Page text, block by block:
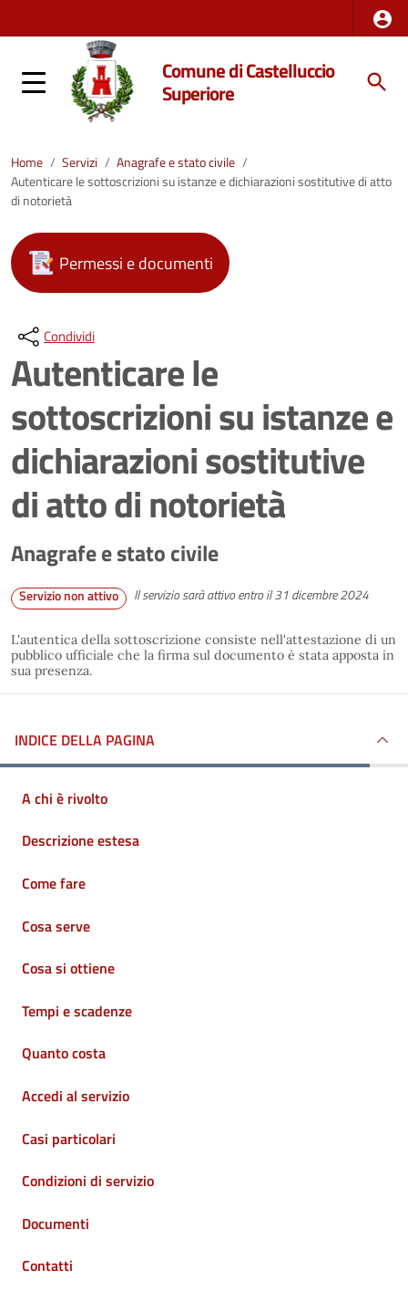
Comune di Castelluccio
Superiore
Home / Servizi / Anagrafe e stato civile /
Autenticare le sottoscrizioni su istanze e dichiarazioni sostitutive di atto
di notorietà
Permessi e documenti
Condividi
Autenticare le
sottoscrizioni su istanze e
dichiarazioni sostitutive
di atto di notorietà
Anagrafe e stato civile
Servizio non attivo Il servizio sarà attivo entro il 31 dicembre 2024
L'autentica della sottoscrizione consiste nell'attestazione di un
pubblico ufficiale che la firma sul documento è stata apposta in
sua presenza.
INDICE DELLA PAGINA
A chi è rivolto
Descrizione estesa
Come fare
Cosa serve
Cosa si ottiene
Tempi e scadenze
Quanto costa
Accedi al servizio
Casi particolari
Condizioni di servizio
Documenti
Contatti